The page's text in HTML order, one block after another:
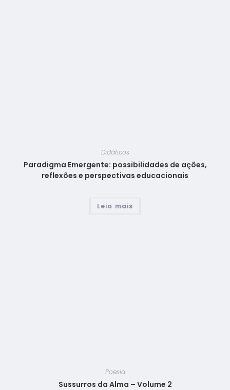
Didáticos
Paradigma Emergente: possibilidades de ações,
reflexões e perspectivas educacionais
Leia mais
Poesia
Sussurros da Alma – Volume 2